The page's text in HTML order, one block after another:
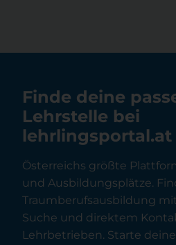
Finde deine
Lehrstelle bei
lehrlingsportal.at
Österreichs größte
und Ausbildungsplätze.
Traumberufsausbildung
Suche und direktem
Lehrbetrieben. Starte